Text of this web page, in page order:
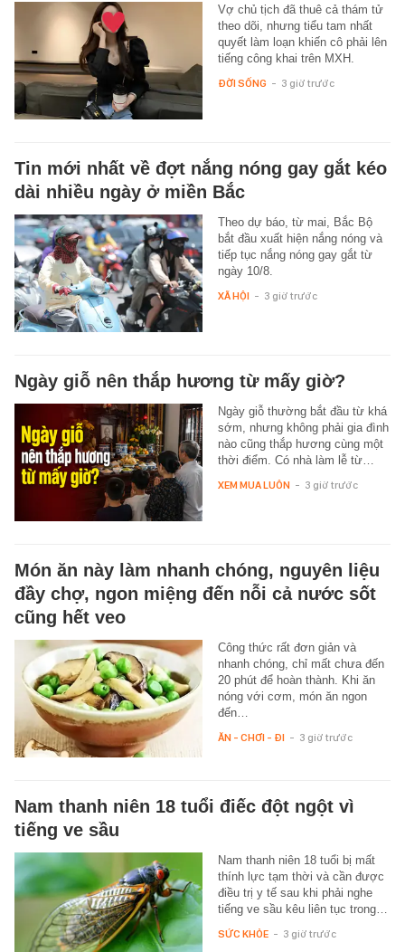
Vợ chủ tịch đã thuê cả thám tử
theo dõi, nhưng tiểu tam nhất
quyết làm loạn khiến cô phải lên
tiếng công khai trên MXH.
ĐỜI SỐNG - 3 giờ trước
Tin mới nhất về đợt nắng nóng gay gắt kéo
dài nhiều ngày ở miền Bắc
Theo dự báo, từ mai, Bắc Bộ
bắt đầu xuất hiện nắng nóng và
tiếp tục nắng nóng gay gắt từ
ngày 10/8.
XÃ HỘI - 3 giờ trước
Ngày giỗ nên thắp hương từ mấy giờ?
Ngày giỗ thường bắt đầu từ khá
sớm, nhưng không phải gia đình
nào cũng thắp hương cùng một
thời điểm. Có nhà làm lễ từ…
XEM MUA LUÔN - 3 giờ trước
Món ăn này làm nhanh chóng, nguyên liệu
đầy chợ, ngon miệng đến nỗi cả nước sốt
cũng hết veo
Công thức rất đơn giản và
nhanh chóng, chỉ mất chưa đến
20 phút để hoàn thành. Khi ăn
nóng với cơm, món ăn ngon
đến…
ĂN - CHƠI - ĐI - 3 giờ trước
Nam thanh niên 18 tuổi điếc đột ngột vì
tiếng ve sầu
Nam thanh niên 18 tuổi bị mất
thính lực tạm thời và cần được
điều trị y tế sau khi phải nghe
tiếng ve sầu kêu liên tục trong…
SỨC KHỎE - 3 giờ trước